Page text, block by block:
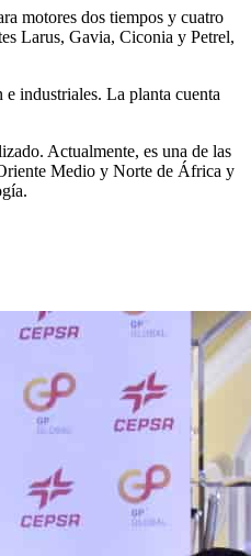
motores dos tiempos y cuatro
Larus, Gavia, Ciconia y Petrel,
industriales. La planta cuenta
Actualmente, es una de las
Medio y Norte de África y